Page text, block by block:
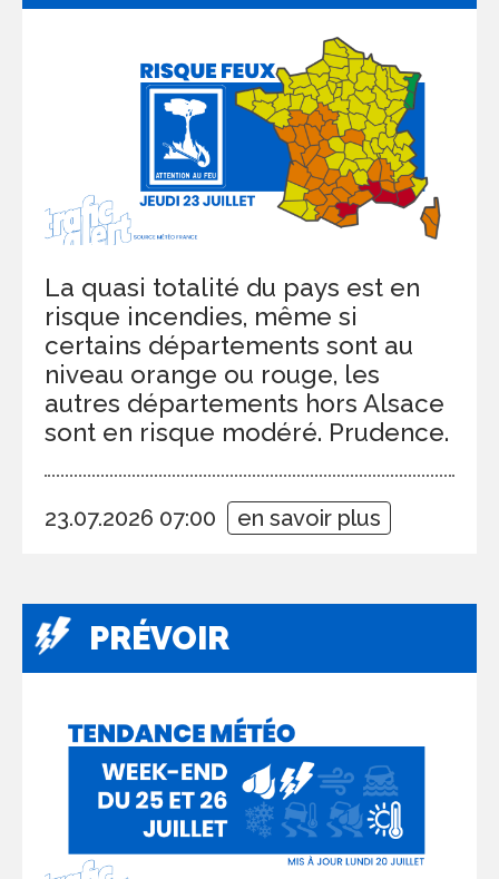
La quasi totalité du pays est en
risque incendies, même si
certains départements sont au
niveau orange ou rouge, les
autres départements hors Alsace
sont en risque modéré. Prudence.
23.07.2026 07:00 en savoir plus
PRÉVOIR